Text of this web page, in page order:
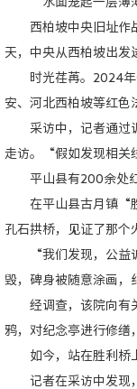
西柏坡中央旧址作战
天，中央从西柏坡出
时光荏苒。2024年召
安、河北西柏坡等红色
采访中，记者通过调
走访。“假如发现相关
平山县有200余处红
在平山县古月镇“胜
孔石拱桥，见证了那个
“我们发现，公益诉
毁，碑身被随意涂画，
经调查，该院向有关
鸦，对纪念亭进行修缮
如今，站在胜利桥上
记者在采访中发现，